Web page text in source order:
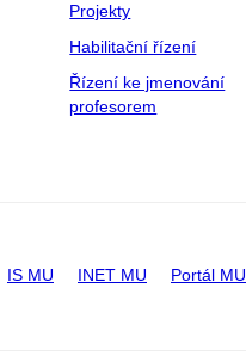
Projekty
Habilitační řízení
Řízení ke jmenování
profesorem
IS MU INET MU Portál MU